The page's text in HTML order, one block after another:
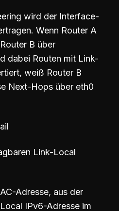
wird der Interface-
Wenn Router A
B über
dabei Routen mit Link-
weiß Router B
Next-Hops über eth0
Link-Local
Adresse, aus der
IPv6-Adresse im